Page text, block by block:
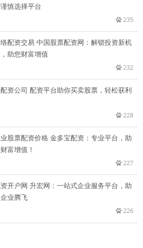
慎选择平台
235
配资交易 中国股票配资网：解锁投资新机
助您财富增值
232
资公司 配资平台助你买卖股票，轻松获利
228
股票配资价格 金多宝配资：专业平台，助
富增值！
227
开户网 升宏网：一站式企业服务平台，助
业腾飞
226